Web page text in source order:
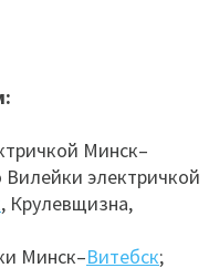
Минск–
Вилейки электричкой
, Крулевщизна,
Минск–Витебск;